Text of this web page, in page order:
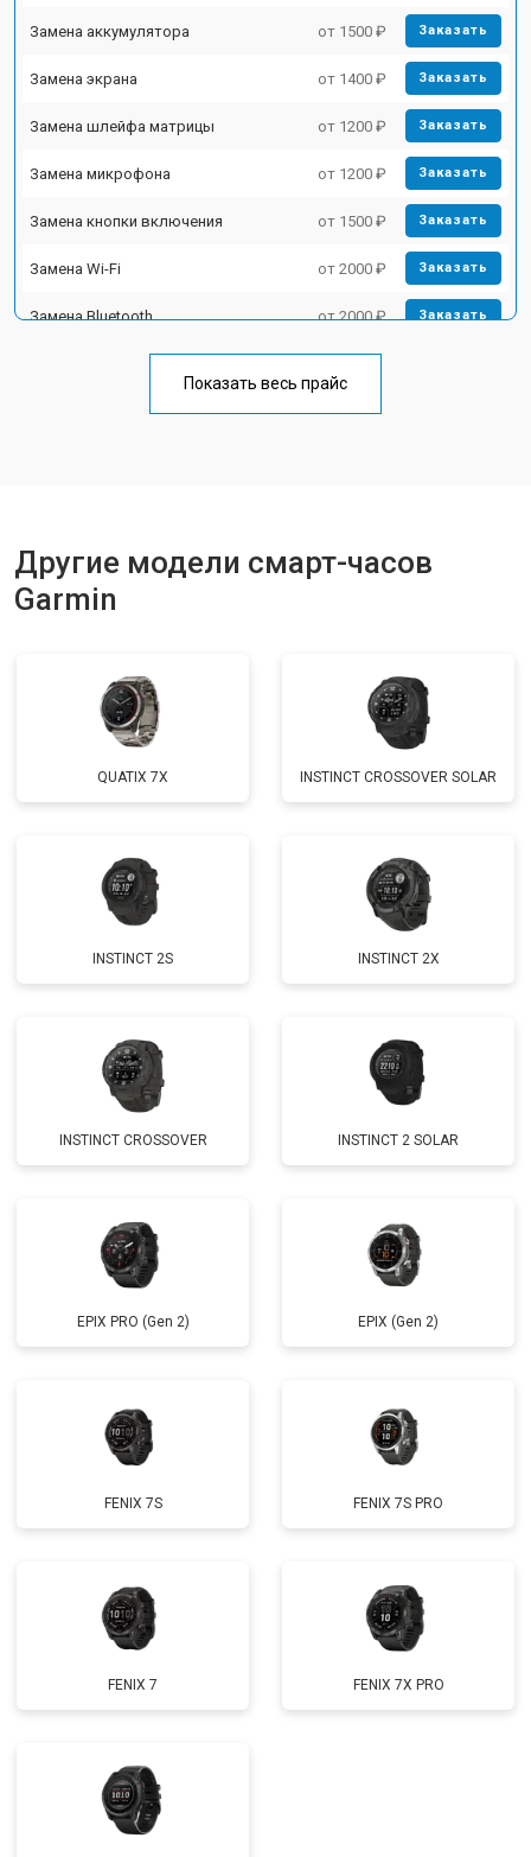
Замена аккумулятора от 1500 ₽ Заказать
Замена экрана от 1400 ₽ Заказать
Замена шлейфа матрицы от 1200 ₽ Заказать
Замена микрофона от 1200 ₽ Заказать
Замена кнопки включения от 1500 ₽ Заказать
Замена Wi-Fi от 2000 ₽ Заказать
Замена Bluetooth от 2000 ₽ Заказать
Показать весь прайс
Другие модели смарт-часов
Garmin
QUATIX 7X INSTINCT CROSSOVER SOLAR
INSTINCT 2S INSTINCT 2X
INSTINCT CROSSOVER INSTINCT 2 SOLAR
EPIX PRO (Gen 2) EPIX (Gen 2)
FENIX 7S FENIX 7S PRO
FENIX 7 FENIX 7X PRO